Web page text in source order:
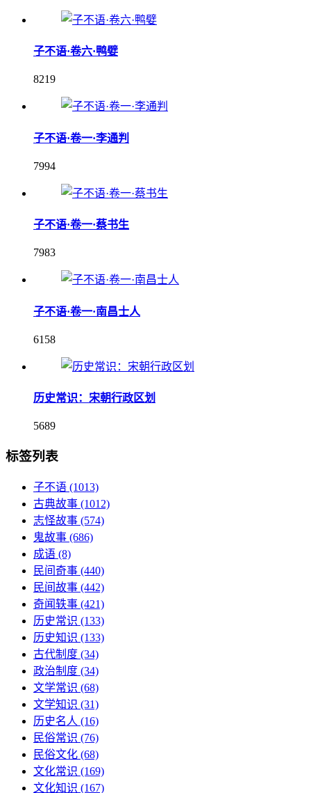
子不语·卷六·鸭嬖
8219
子不语·卷一·李通判
7994
子不语·卷一·蔡书生
7983
子不语·卷一·南昌士人
6158
历史常识：宋朝行政区划
5689
标签列表
子不语 (1013)
古典故事 (1012)
志怪故事 (574)
鬼故事 (686)
成语 (8)
民间奇事 (440)
民间故事 (442)
奇闻轶事 (421)
历史常识 (133)
历史知识 (133)
古代制度 (34)
政治制度 (34)
文学常识 (68)
文学知识 (31)
历史名人 (16)
民俗常识 (76)
民俗文化 (68)
文化常识 (169)
文化知识 (167)